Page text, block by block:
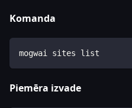
Komanda
mogwai sites list
Piemēra izvade